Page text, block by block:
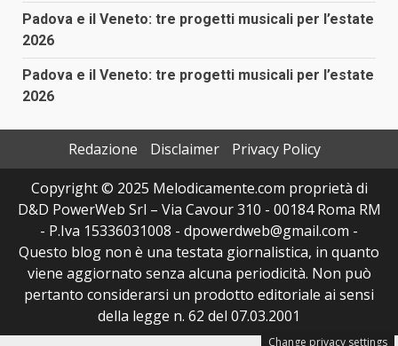
Padova e il Veneto: tre progetti musicali per l’estate
2026
Padova e il Veneto: tre progetti musicali per l’estate
2026
Redazione Disclaimer
Privacy Policy
Copyright © 2025 Melodicamente.com proprietà di
D&D PowerWeb Srl – Via Cavour 310 - 00184 Roma RM
- P.Iva 15336031008 - dpowerdweb@gmail.com -
Questo blog non è una testata giornalistica, in quanto
viene aggiornato senza alcuna periodicità. Non può
pertanto considerarsi un prodotto editoriale ai sensi
della legge n. 62 del 07.03.2001
Change privacy settings